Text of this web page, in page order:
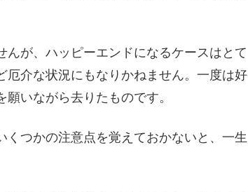
が、ハッピーエンドになるケースはとて
厄介な状況にもなりかねません。一度は好
いながら去りたものです。
くつかの注意点を覚えておかないと、一生